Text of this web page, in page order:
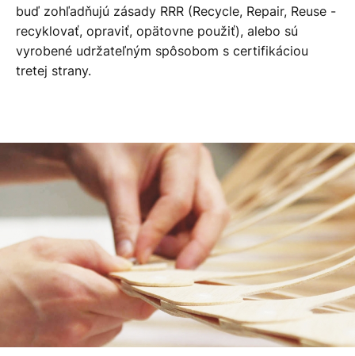
buď zohľadňujú zásady RRR (Recycle, Repair, Reuse -
recyklovať, opraviť, opätovne použiť), alebo sú
vyrobené udržateľným spôsobom s certifikáciou
tretej strany.